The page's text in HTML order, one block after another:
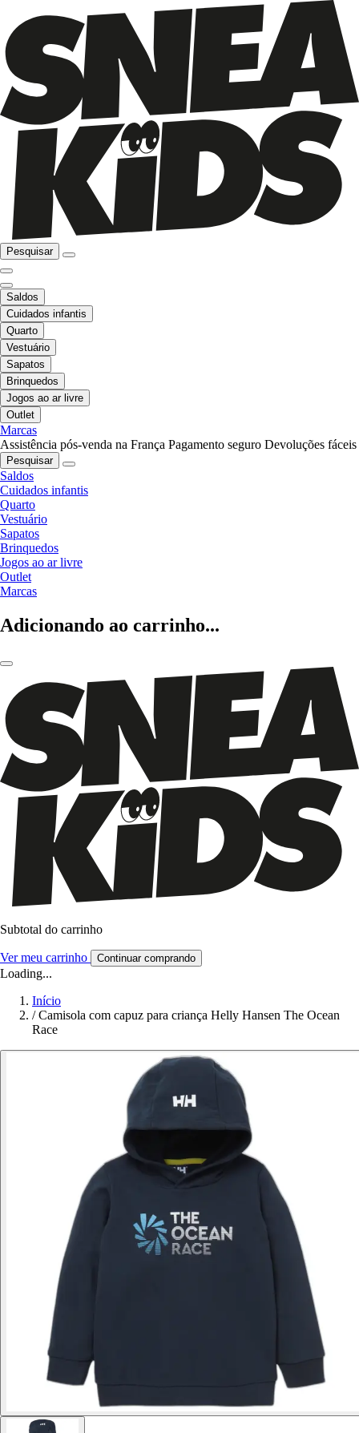
Pesquisar
Saldos
Cuidados infantis
Quarto
Vestuário
Sapatos
Brinquedos
Jogos ao ar livre
Outlet
Marcas
Assistência pós-venda na França Pagamento seguro Devoluções fáceis
Pesquisar
Saldos
Cuidados infantis
Quarto
Vestuário
Sapatos
Brinquedos
Jogos ao ar livre
Outlet
Marcas
Adicionando ao carrinho...
Subtotal do carrinho
Ver meu carrinho Continuar comprando
Loading...
Início
/ Camisola com capuz para criança Helly Hansen The Ocean
Race